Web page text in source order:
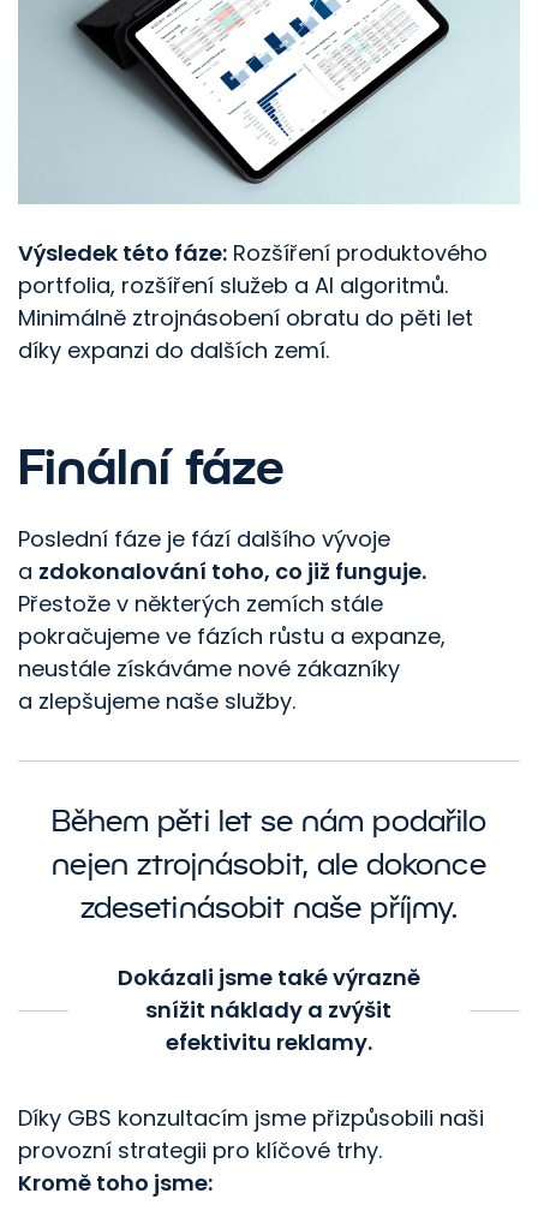
Výsledek této fáze: Rozšíření produktového
portfolia, rozšíření služeb a AI algoritmů.
Minimálně ztrojnásobení obratu do pěti let
díky expanzi do dalších zemí.
Finální fáze
Poslední fáze je fází dalšího vývoje
a zdokonalování toho, co již funguje.
Přestože v některých zemích stále
pokračujeme ve fázích růstu a expanze,
neustále získáváme nové zákazníky
a zlepšujeme naše služby.
Během pěti let se nám podařilo
nejen ztrojnásobit, ale dokonce
zdesetinásobit naše příjmy.
Dokázali jsme také výrazně
snížit náklady a zvýšit
efektivitu reklamy.
Díky GBS konzultacím jsme přizpůsobili naši
provozní strategii pro klíčové trhy.
Kromě toho jsme: